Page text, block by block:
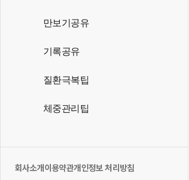
만보기공유
기록공유
질환극복팁
체중관리팁
회사소개이용약관개인정보 처리방침